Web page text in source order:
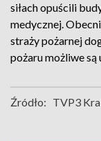
siłach opuścili
medycznej.
straży pożarnej
pożaru możliwe są
Źródło: TVP3